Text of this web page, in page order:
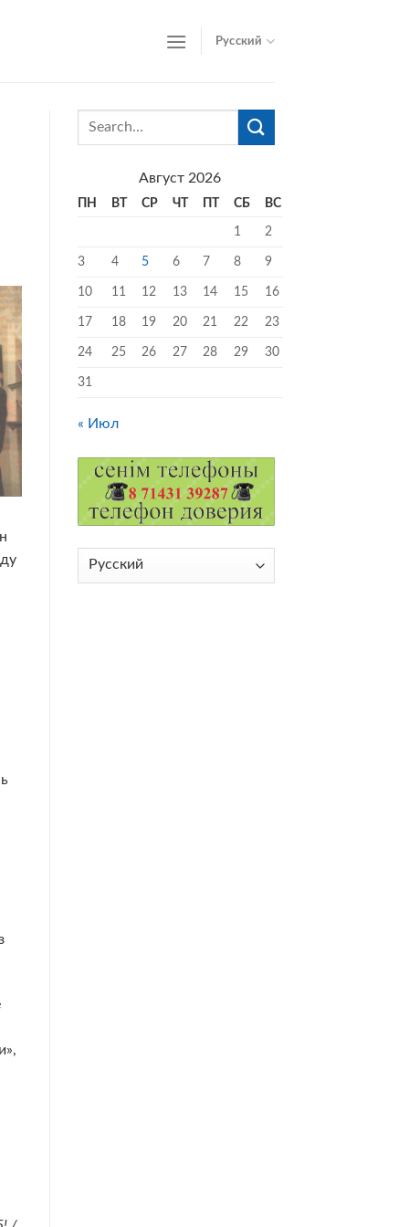
Русский
Август 2026
ПН ВТ СР ЧТ ПТ СБ ВС
1 2
3 4 5 6 7 8 9
10 11 12 13 14 15 16
17 18 19 20 21 22 23
24 25 26 27 28 29 30
31
« Июл
Выбрать